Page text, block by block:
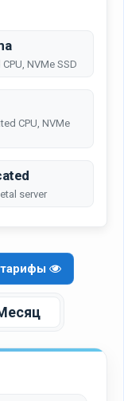
NVMe SSD
CPU, NVMe
server